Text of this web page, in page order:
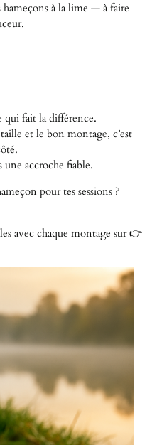
à la lime — à faire
qui fait la différence.
et le bon montage, c’est
une accroche fiable.
pour tes sessions ?
avec chaque montage sur 👉